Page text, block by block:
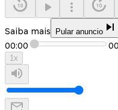
Saiba mais Pular anuncio
00:00
1x